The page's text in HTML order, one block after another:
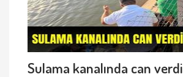
Sulama kanalında can verdi